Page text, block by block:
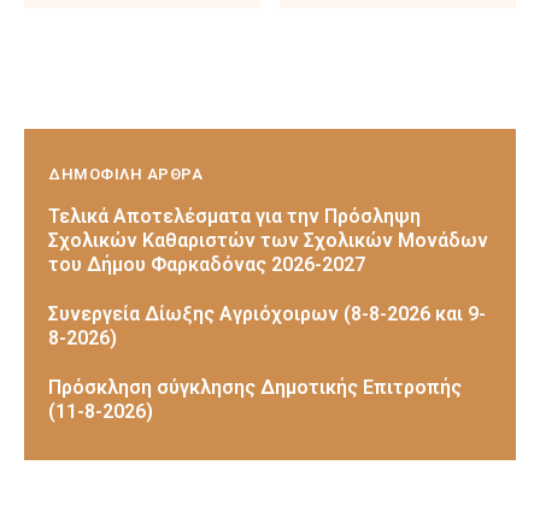
ΔΗΜΟΦΙΛΗ ΑΡΘΡΑ
Τελικά Αποτελέσματα για την Πρόσληψη
Σχολικών Καθαριστών των Σχολικών Μονάδων
του Δήμου Φαρκαδόνας 2026-2027
Συνεργεία Δίωξης Αγριόχοιρων (8-8-2026 και 9-
8-2026)
Πρόσκληση σύγκλησης Δημοτικής Επιτροπής
(11-8-2026)